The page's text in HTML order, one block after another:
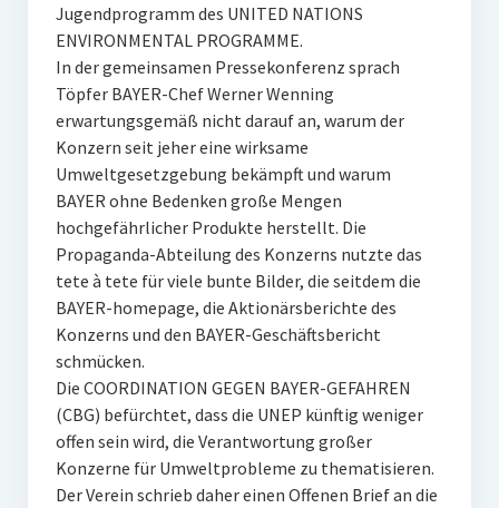
Jugendprogramm des UNITED NATIONS
ENVIRONMENTAL PROGRAMME.
In der gemeinsamen Pressekonferenz sprach
Töpfer BAYER-Chef Werner Wenning
erwartungsgemäß nicht darauf an, warum der
Konzern seit jeher eine wirksame
Umweltgesetzgebung bekämpft und warum
BAYER ohne Bedenken große Mengen
hochgefährlicher Produkte herstellt. Die
Propaganda-Abteilung des Konzerns nutzte das
tete à tete für viele bunte Bilder, die seitdem die
BAYER-homepage, die Aktionärsberichte des
Konzerns und den BAYER-Geschäftsbericht
schmücken.
Die COORDINATION GEGEN BAYER-GEFAHREN
(CBG) befürchtet, dass die UNEP künftig weniger
offen sein wird, die Verantwortung großer
Konzerne für Umweltprobleme zu thematisieren.
Der Verein schrieb daher einen Offenen Brief an die